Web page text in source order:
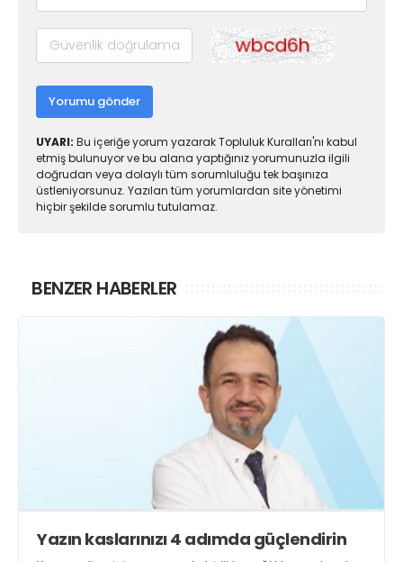
Yorumu gönder
UYARI: Bu içeriğe yorum yazarak Topluluk Kuralları'nı kabul
etmiş bulunuyor ve bu alana yaptığınız yorumunuzla ilgili
doğrudan veya dolaylı tüm sorumluluğu tek başınıza
üstleniyorsunuz. Yazılan tüm yorumlardan site yönetimi
hiçbir şekilde sorumlu tutulamaz.
BENZER HABERLER
Yazın kaslarınızı 4 adımda güçlendirin